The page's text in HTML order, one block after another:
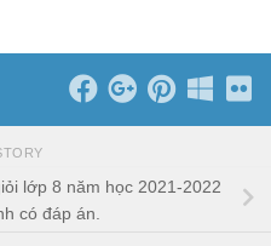
lớp 8 năm học 2021-2022
có đáp án.